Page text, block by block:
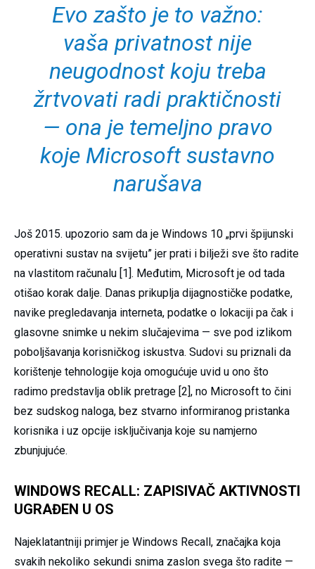
Evo zašto je to važno:
vaša privatnost nije
neugodnost koju treba
žrtvovati radi praktičnosti
— ona je temeljno pravo
koje Microsoft sustavno
narušava
Još 2015. upozorio sam da je Windows 10 „prvi špijunski
operativni sustav na svijetu” jer prati i bilježi sve što radite
na vlastitom računalu [1]. Međutim, Microsoft je od tada
otišao korak dalje. Danas prikuplja dijagnostičke podatke,
navike pregledavanja interneta, podatke o lokaciji pa čak i
glasovne snimke u nekim slučajevima — sve pod izlikom
poboljšavanja korisničkog iskustva. Sudovi su priznali da
korištenje tehnologije koja omogućuje uvid u ono što
radimo predstavlja oblik pretrage [2], no Microsoft to čini
bez sudskog naloga, bez stvarno informiranog pristanka
korisnika i uz opcije isključivanja koje su namjerno
zbunjujuće.
WINDOWS RECALL: ZAPISIVAČ AKTIVNOSTI
UGRAĐEN U OS
Najeklatantniji primjer je Windows Recall, značajka koja
svakih nekoliko sekundi snima zaslon svega što radite —